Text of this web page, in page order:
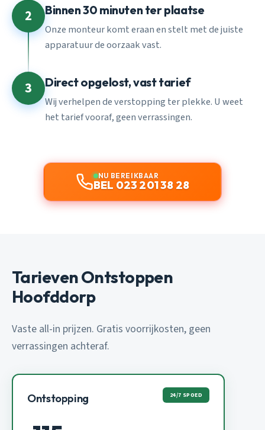
2 Binnen 30 minuten ter plaatse
Onze monteur komt eraan en stelt met de juiste
apparatuur de oorzaak vast.
3 Direct opgelost, vast tarief
Wij verhelpen de verstopping ter plekke. U weet
het tarief vooraf, geen verrassingen.
NU BEREIKBAAR
BEL 023 201 38 28
Tarieven Ontstoppen
Hoofddorp
Vaste all-in prijzen. Gratis voorrijkosten, geen
verrassingen achteraf.
Ontstopping 24/7 SPOED